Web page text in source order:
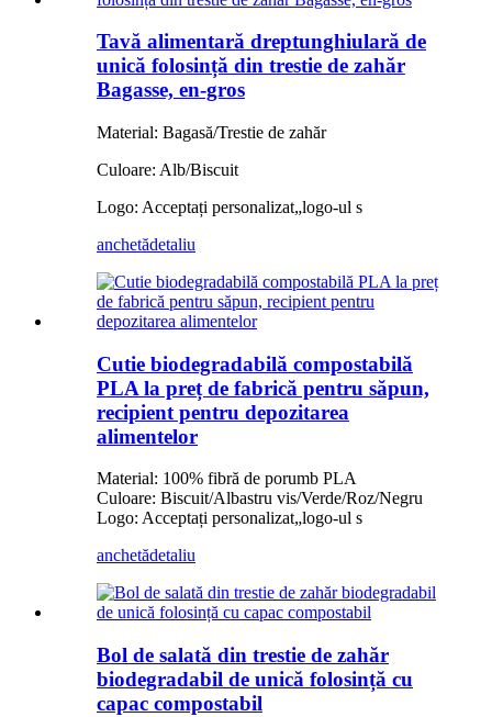
Tavă alimentară dreptunghiulară de
unică folosință din trestie de zahăr
Bagasse, en-gros
Material: Bagasă/Trestie de zahăr
Culoare: Alb/Biscuit
Logo: Acceptați personalizat„logo-ul s
anchetădetaliu
Cutie biodegradabilă compostabilă
PLA la preț de fabrică pentru săpun,
recipient pentru depozitarea
alimentelor
Material: 100% fibră de porumb PLA
Culoare: Biscuit/Albastru vis/Verde/Roz/Negru
Logo: Acceptați personalizat„logo-ul s
anchetădetaliu
Bol de salată din trestie de zahăr
biodegradabil de unică folosință cu
capac compostabil